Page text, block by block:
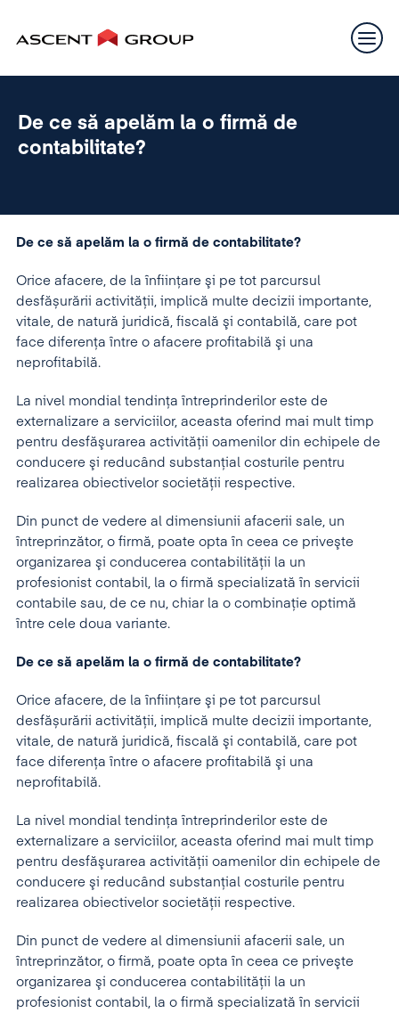
De ce să apelăm la o firmă de
contabilitate?
De ce să apelăm la o firmă de contabilitate?
Orice afacere, de la înfiinţare şi pe tot parcursul
desfășurării activităţii, implică multe decizii importante,
vitale, de natură juridică, fiscală şi contabilă, care pot
face diferenţa între o afacere profitabilă şi una
neprofitabilă.
La nivel mondial tendinţa întreprinderilor este de
externalizare a serviciilor, aceasta oferind mai mult timp
pentru desfăşurarea activităţii oamenilor din echipele de
conducere şi reducând substanţial costurile pentru
realizarea obiectivelor societății respective.
Din punct de vedere al dimensiunii afacerii sale, un
întreprinzător, o firmă, poate opta în ceea ce priveşte
organizarea şi conducerea contabilităţii la un
profesionist contabil, la o firmă specializată în servicii
contabile sau, de ce nu, chiar la o combinaţie optimă
între cele doua variante.
De ce să apelăm la o firmă de contabilitate?
Orice afacere, de la înfiinţare şi pe tot parcursul
desfășurării activităţii, implică multe decizii importante,
vitale, de natură juridică, fiscală şi contabilă, care pot
face diferenţa între o afacere profitabilă şi una
neprofitabilă.
La nivel mondial tendinţa întreprinderilor este de
externalizare a serviciilor, aceasta oferind mai mult timp
pentru desfăşurarea activităţii oamenilor din echipele de
conducere şi reducând substanţial costurile pentru
realizarea obiectivelor societății respective.
Din punct de vedere al dimensiunii afacerii sale, un
întreprinzător, o firmă, poate opta în ceea ce priveşte
organizarea şi conducerea contabilităţii la un
profesionist contabil, la o firmă specializată în servicii